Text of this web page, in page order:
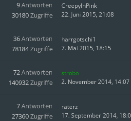
9Antworten
30180Zugriffe
CreepyInPink
22. Juni 2015, 21:08
36Antworten
78184Zugriffe
harrgotschi1
7. Mai 2015, 18:15
72Antworten
140932Zugriffe
strobo
2. November 2014, 14:07
7Antworten
27360Zugriffe
raterz
17. September 2014,